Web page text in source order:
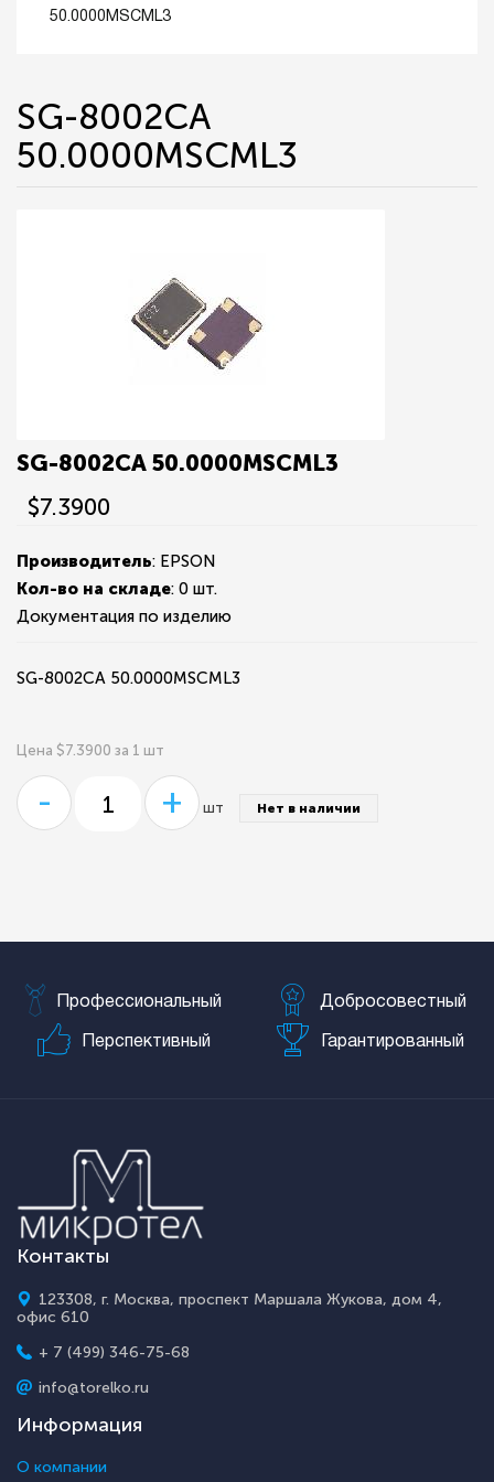
50.0000MSCML3
SG-8002CA
50.0000MSCML3
SG-8002CA 50.0000MSCML3
$7.3900
Производитель: EPSON
Кол-во на складе: 0 шт.
Документация по изделию
SG-8002CA 50.0000MSCML3
Цена $7.3900 за 1 шт
- + шт Нет в наличии
Профессиональный Добросовестный
Перспективный Гарантированный
Контакты
123308, г. Москва, проспект Маршала Жукова, дом 4,
офис 610
+ 7 (499) 346-75-68
info@torelko.ru
Информация
О компании